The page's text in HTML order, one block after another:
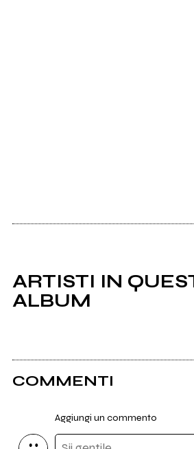
ARTISTI IN
ALBUM
COMMENTI
Aggiungi un commento